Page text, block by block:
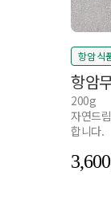
항암 식
항암
200g
자연드
합니다.
3,600